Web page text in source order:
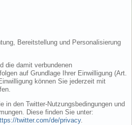
Bereitstellung und Personalisierung
die damit verbundenen
auf Grundlage Ihrer Einwilligung (Art.
können Sie jederzeit mit
in den Twitter-Nutzungsbedingungen und
Diese finden Sie unter:
twitter.com/de/privacy.